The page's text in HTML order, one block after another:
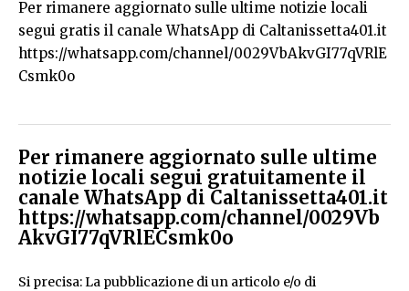
Per rimanere aggiornato sulle ultime notizie locali
segui gratis il canale WhatsApp di Caltanissetta401.it
https://whatsapp.com/channel/0029VbAkvGI77qVRlE
Csmk0o
Per rimanere aggiornato sulle ultime
notizie locali segui gratuitamente il
canale WhatsApp di Caltanissetta401.it
https://whatsapp.com/channel/0029Vb
AkvGI77qVRlECsmk0o
Si precisa: La pubblicazione di un articolo e/o di